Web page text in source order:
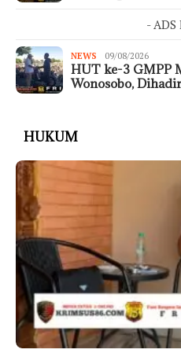
- ADS
NEWS 09/08/2026
HUT ke-3 GMPP
Wonosobo,
HUKUM